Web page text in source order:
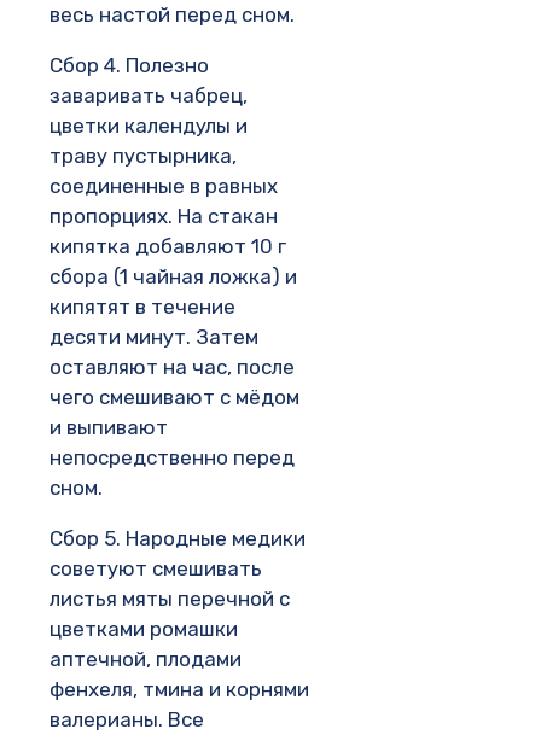
весь настой перед сном.
Сбор 4. Полезно
заваривать чабрец,
цветки календулы и
траву пустырника,
соединенные в равных
пропорциях. На стакан
кипятка добавляют 10 г
сбора (1 чайная ложка) и
кипятят в течение
десяти минут. Затем
оставляют на час, после
чего смешивают с мёдом
и выпивают
непосредственно перед
сном.
Сбор 5. Народные медики
советуют смешивать
листья мяты перечной с
цветками ромашки
аптечной, плодами
фенхеля, тмина и корнями
валерианы. Все